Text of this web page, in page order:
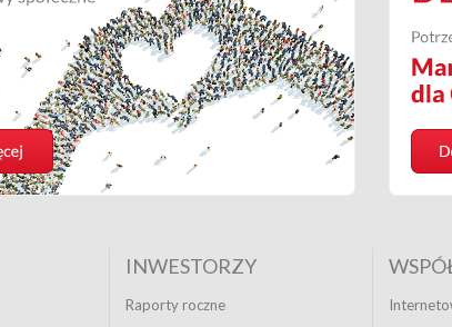
INWESTORZY
Raporty roczne